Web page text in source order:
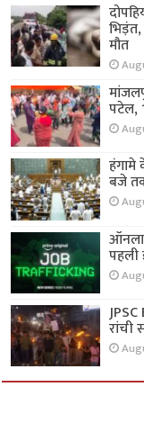
मौत
पटेल,
हंगामे
बजे
रांची